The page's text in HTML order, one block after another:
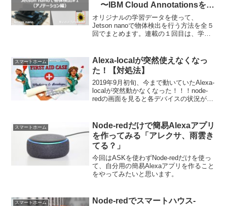
〜IBM Cloud Annotationsを使
ったアノテーション編〜
オリジナルの学習データを使って、
Jetson nanoで物体検出を行う方法を全５
回でまとめます。連載の１回目は、学習
て作成していきます。
スマートホーム
Alexa-localが突然使えなくなっ
た！【対処法】
2019年9月初旬、今まで動いていたAlexa-
localが突然動かなくなった！！！node-
redの画面を見ると各デバイスの状況が
うですが、対処法を紹介します。
スマートホーム
Node-redだけで簡易Alexaアプリ
を作ってみる「アレクサ、雨雲き
てる？」
今回はASKを使わずNode-redだけを使っ
て、自分用の簡易Alexaアプリを作ること
をやってみたいと思います。
スマートホーム
Node-redでスマートハウス-